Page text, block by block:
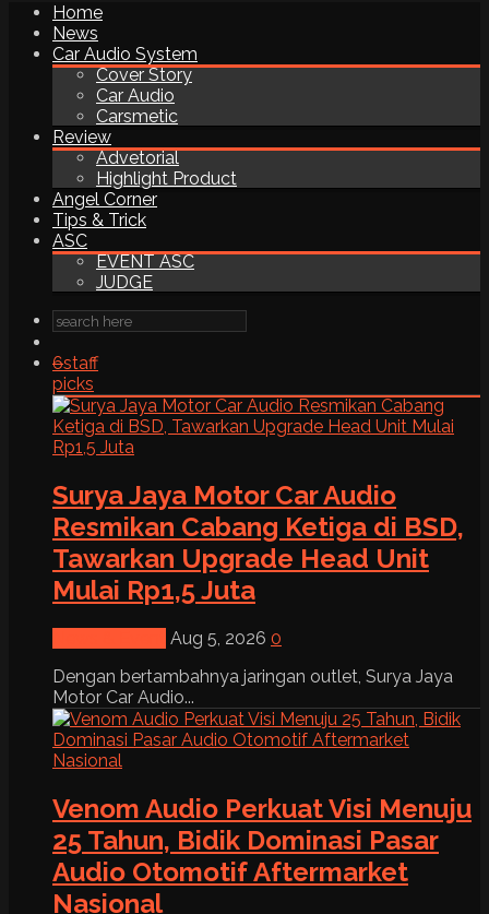
Home
News
Car Audio System
Cover Story
Car Audio
Carsmetic
Review
Advetorial
Highlight Product
Angel Corner
Tips & Trick
ASC
EVENT ASC
JUDGE
6staff
picks
Surya Jaya Motor Car Audio
Resmikan Cabang Ketiga di BSD,
Tawarkan Upgrade Head Unit
Mulai Rp1,5 Juta
Aug 5, 2026 0
Dengan bertambahnya jaringan outlet, Surya Jaya
Motor Car Audio...
Venom Audio Perkuat Visi Menuju
25 Tahun, Bidik Dominasi Pasar
Audio Otomotif Aftermarket
Nasional